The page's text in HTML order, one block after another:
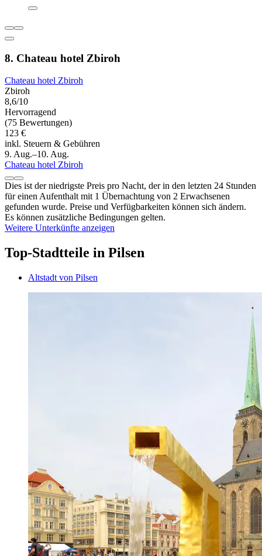
8. Chateau hotel Zbiroh
Chateau hotel Zbiroh
Zbiroh
8,6/10
Hervorragend
(75 Bewertungen)
123 €
inkl. Steuern & Gebühren
9. Aug.–10. Aug.
Chateau hotel Zbiroh
Dies ist der niedrigste Preis pro Nacht, der in den letzten 24 Stunden
für einen Aufenthalt mit 1 Übernachtung von 2 Erwachsenen
gefunden wurde. Preise und Verfügbarkeiten können sich ändern.
Es können zusätzliche Bedingungen gelten.
Weitere Unterkünfte anzeigen
Top-Stadtteile in Pilsen
Altstadt von Pilsen